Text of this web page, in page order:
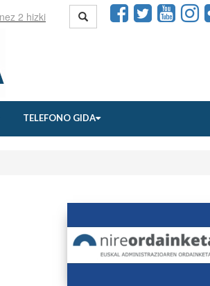
TELEFONO GIDA